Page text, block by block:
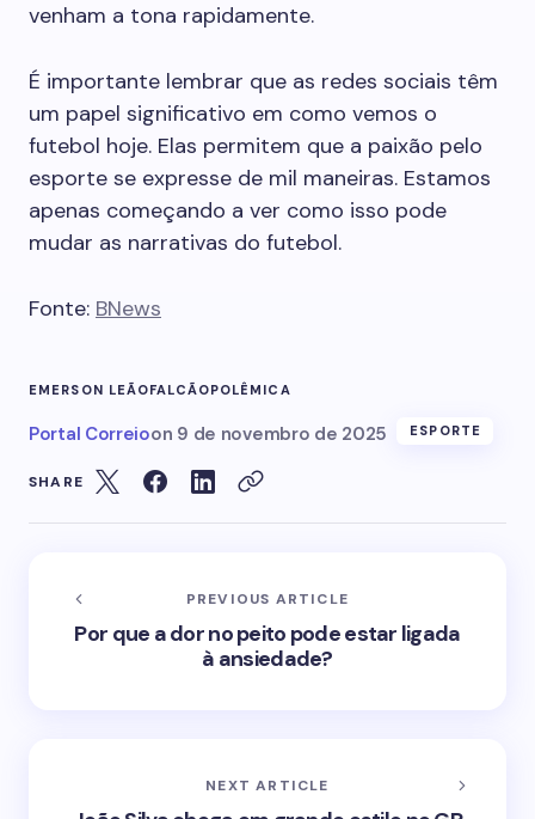
venham a tona rapidamente.
É importante lembrar que as redes sociais têm
um papel significativo em como vemos o
futebol hoje. Elas permitem que a paixão pelo
esporte se expresse de mil maneiras. Estamos
apenas começando a ver como isso pode
mudar as narrativas do futebol.
Fonte: BNews
EMERSON LEÃOFALCÃOPOLÊMICA
Portal Correioon 9 de novembro de 2025 ESPORTE
SHARE
PREVIOUS ARTICLE
Por que a dor no peito pode estar ligada
à ansiedade?
NEXT ARTICLE